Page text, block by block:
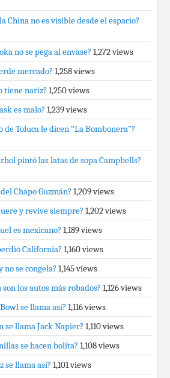
China no es visible desde el espacio?
no se pega al envase? 1,272 views
mercado? 1,258 views
tiene nariz? 1,250 views
es malo? 1,239 views
de Toluca le dicen “La Bombonera”?
pintó las latas de sopa Campbells?
Chapo Guzmán? 1,209 views
y revive siempre? 1,202 views
es mexicano? 1,189 views
California? 1,160 views
se congela? 1,145 views
los autos más robados? 1,126 views
se llama así? 1,116 views
se llama Jack Napier? 1,110 views
se hacen bolita? 1,108 views
se llama así? 1,101 views